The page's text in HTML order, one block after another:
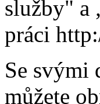
služby" a
práci
Se svými
můžete